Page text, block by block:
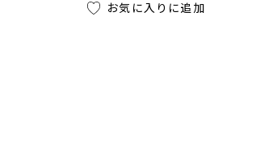
お気に入りに追加